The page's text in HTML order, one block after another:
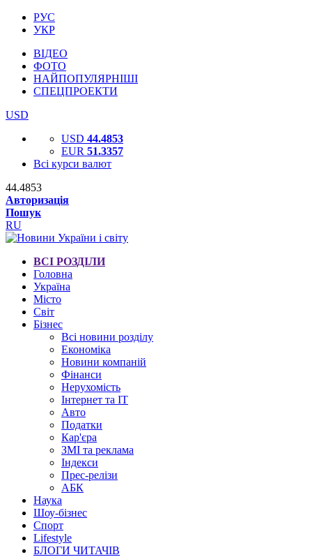
РУС
УКР
ВІДЕО
ФОТО
НАЙПОПУЛЯРНІШІ
СПЕЦПРОЕКТИ
USD
USD 44.4853
EUR 51.3357
Всі курси валют
44.4853
Авторизація
Пошук
RU
ВСІ РОЗДІЛИ
Головна
Україна
Місто
Світ
Бізнес
Всі новини розділу
Економіка
Новини компаній
Фінанси
Нерухомість
Інтернет та IT
Авто
Податки
Кар'єра
ЗМІ та реклама
Індекси
Прес-релізи
АБК
Наука
Шоу-бізнес
Спорт
Lifestyle
БЛОГИ ЧИТАЧІВ